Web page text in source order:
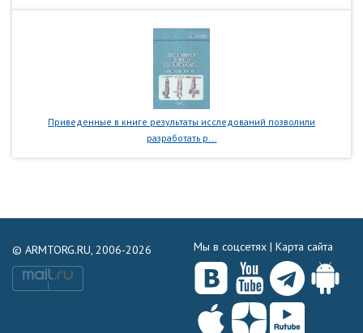
Приведенные в книге результаты исследований позволили
разработать р...
© ARMTORG.RU, 2006-2026 Мы в соцсетях | Карта сайта